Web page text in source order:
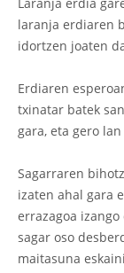
laranja erdiaren
idortzen joaten
Erdiaren
txinatar batek
gara, eta gero
Sagarraren
izaten ahal gara
errazagoa
sagar oso
maitasuna